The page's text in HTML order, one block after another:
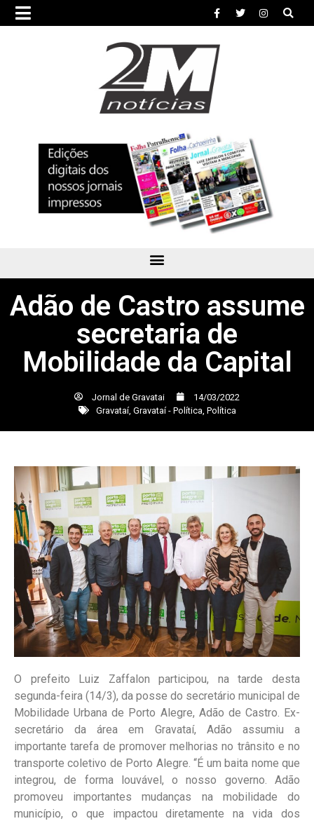
Adão de Castro assume
secretaria de
Mobilidade da Capital
Jornal de Gravatai
14/03/2022
Gravataí, Gravataí - Política Política
O prefeito Luiz Zaffalon participou, na tarde desta
segunda-feira (14/3), da posse do secretário municipal de
Mobilidade Urbana de Porto Alegre, Adão de Castro. Ex-
secretário da área em Gravataí, Adão assumiu a
importante tarefa de promover melhorias no trânsito e no
transporte coletivo de Porto Alegre. “É um baita nome que
integrou, de forma louvável, o nosso governo. Adão
promoveu importantes mudanças na mobilidade do
município, o que impactou diretamente na vida dos